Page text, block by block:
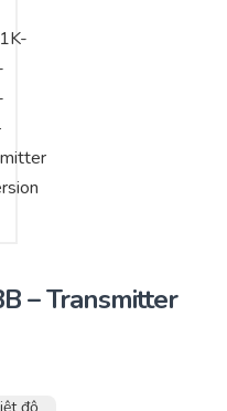
thiết bị HVAC
khiển
– Transmitter
độ